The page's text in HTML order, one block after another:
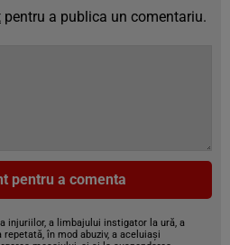
pentru a publica un comentariu.
pentru a comenta
injuriilor, a limbajului instigator la ură, a
în mod abuziv, a aceluiași